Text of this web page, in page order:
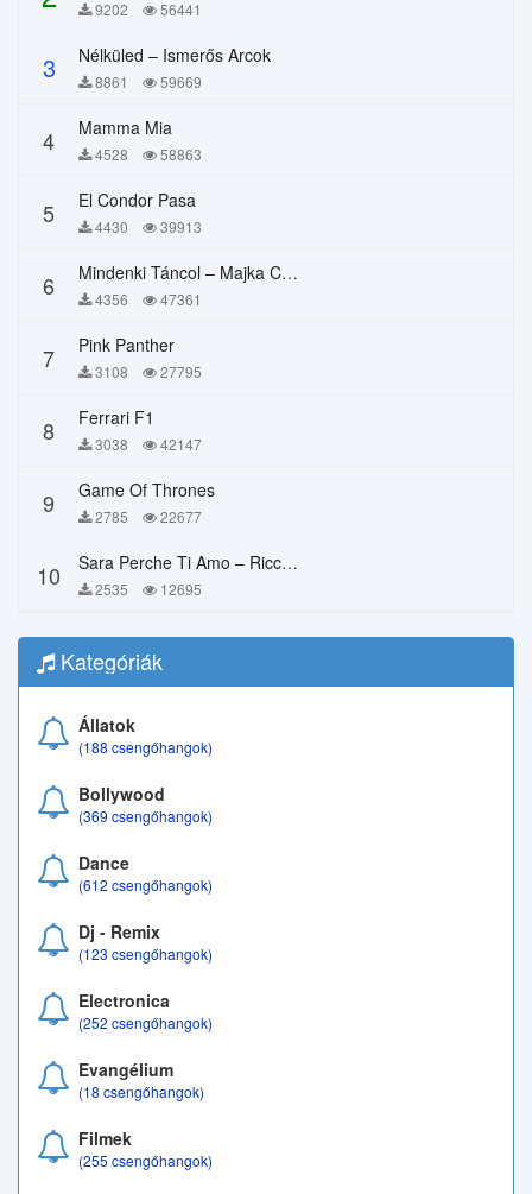
9202 56441
3 Nélküled – Ismerős Arcok
8861 59669
4 Mamma Mia
4528 58863
5 El Condor Pasa
4430 39913
6 Mindenki Táncol – Majka Curtis, Péter Majoros
4356 47361
7 Pink Panther
3108 27795
8 Ferrari F1
3038 42147
9 Game Of Thrones
2785 22677
10 Sara Perche Ti Amo – Ricchi E Poveri
2535 12695
Kategóriák
Állatok
(188 csengőhangok)
Bollywood
(369 csengőhangok)
Dance
(612 csengőhangok)
Dj - Remix
(123 csengőhangok)
Electronica
(252 csengőhangok)
Evangélium
(18 csengőhangok)
Filmek
(255 csengőhangok)